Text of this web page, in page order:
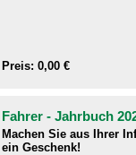
Preis: 0,00 €
Fahrer - Jahrbuch
Machen Sie aus Ihrer
ein Geschenk!